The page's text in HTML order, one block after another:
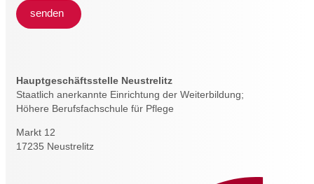
senden
Hauptgeschäftsstelle Neustrelitz
Staatlich anerkannte Einrichtung der Weiterbildung;
Höhere Berufsfachschule für Pflege
Markt 12
17235 Neustrelitz